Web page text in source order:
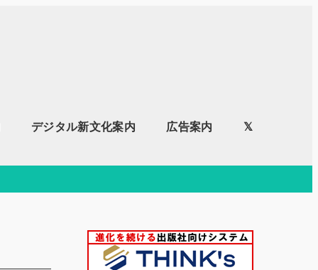
デジタル新文化案内 広告案内 𝕏